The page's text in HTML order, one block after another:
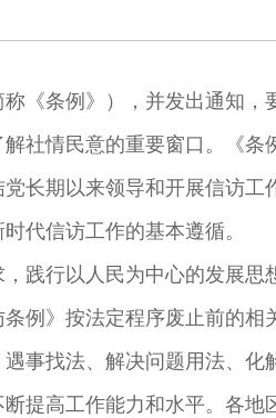
《条例》），并发出通知，
社情民意的重要窗口。《
长期以来领导和开展信访
代信访工作的基本遵循。
践行以人民为中心的发展
例》按法定程序废止前的
事找法、解决问题用法、
提高工作能力和水平。各